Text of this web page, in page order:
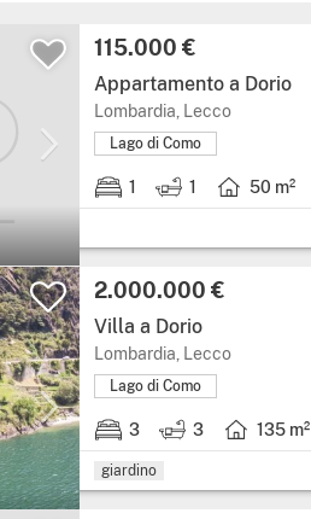
115.000 €
Appartamento a Dorio
Lombardia, Lecco
Lago di Como
1 1 50 m²
2.000.000 €
Villa a Dorio
Lombardia, Lecco
Lago di Como
3 3 135 m²
giardino